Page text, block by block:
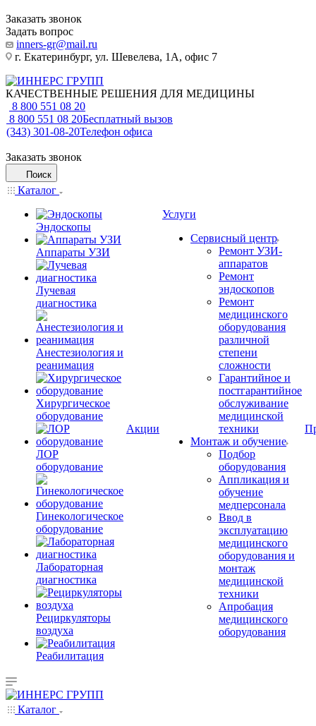
Заказать звонок
Задать вопрос
inners-gr@mail.ru
г. Екатеринбург, ул. Шевелева, 1А, офис 7
КАЧЕСТВЕННЫЕ РЕШЕНИЯ ДЛЯ МЕДИЦИНЫ
8 800 551 08 20
8 800 551 08 20Бесплатный вызов
(343) 301-08-20Телефон офиса
Заказать звонок
Поиск
Каталог
Эндоскопы
Аппараты УЗИ
Лучевая
диагностика
Анестезиология и
реанимация
Хирургическое
оборудование
ЛОР
оборудование
Гинекологическое
оборудование
Лабораторная
диагностика
Рециркуляторы
воздуха
Реабилитация
Акции
Услуги
Сервисный центр
Ремонт УЗИ-
аппаратов
Ремонт
эндоскопов
Ремонт
медицинского
оборудования
различной
степени
сложности
Гарантийное и
постгарантийное
обслуживание
медицинской
техники
Монтаж и обучение
Подбор
оборудования
Аппликация и
обучение
медперсонала
Ввод в
эксплуатацию
медицинского
оборудования и
монтаж
медицинской
техники
Апробация
медицинского
оборудования
Каталог